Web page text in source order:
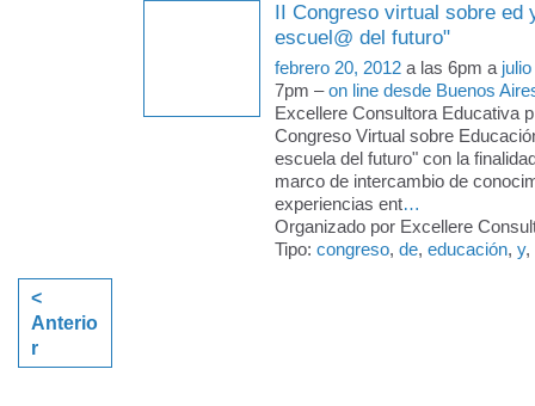
II Congreso virtual sobre ed
escuel@ del futuro"
febrero 20, 2012 a las 6pm a
7pm –on line desde Buenos
Excellere Consultora Educativa
Congreso Virtual sobre
escuela del futuro" con la
marco de intercambio de
experiencias ent…
Organizado por Excellere
Tipo: congreso, de, educación, y,
<
Anterio
r